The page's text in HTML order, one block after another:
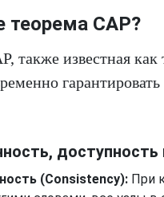
теорема CAP?
также известная
(Consistency): При